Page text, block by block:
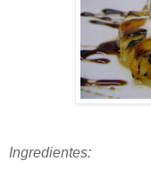
Ingredientes: